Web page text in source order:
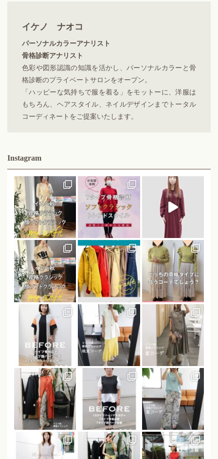
イケノ ナオコ
パーソナルカラーアナリスト
骨格診断アナリスト
色彩や図形認識の知識を活かし、パーソナルカラーと骨
格診断のプライベートサロンをオープン。
「ハッピーな気持ちで服を着る」をモットーに、洋服は
もちろん、ヘアスタイル、ネイルデザインまでトータル
コーディネートをご提案いたします。
Instagram